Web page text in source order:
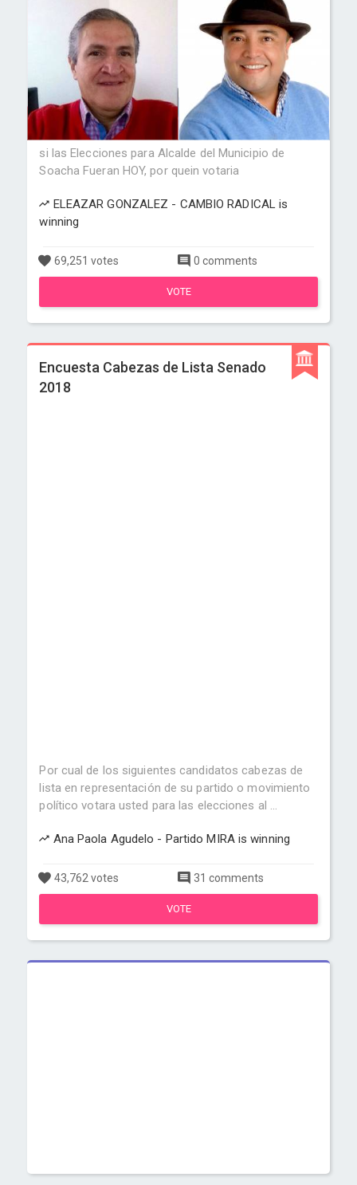
si las Elecciones para Alcalde del Municipio de
Soacha Fueran HOY, por quein votaria
ELEAZAR GONZALEZ - CAMBIO RADICAL is
winning
69,251 votes 0 comments
VOTE
Encuesta Cabezas de Lista Senado
2018
Por cual de los siguientes candidatos cabezas de
lista en representación de su partido o movimiento
político votara usted para las elecciones al ...
Ana Paola Agudelo - Partido MIRA is winning
43,762 votes 31 comments
VOTE